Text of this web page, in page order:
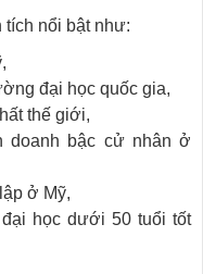
tích nổi bật như:
đại học quốc gia,
thế giới,
doanh bậc cử nhân ở
ở Mỹ,
học dưới 50 tuổi tốt